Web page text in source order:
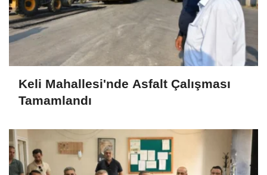
Keli Mahallesi'nde Asfalt Çalışması
Tamamlandı